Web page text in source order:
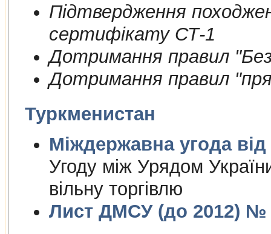
Пiдтвердження
сертифiкату СТ-1
Дотримання правил
Дотримання правил
Туркменистан
Угоду між Урядом
вільну торгівлю
Лист ДМСУ (до 2012) №